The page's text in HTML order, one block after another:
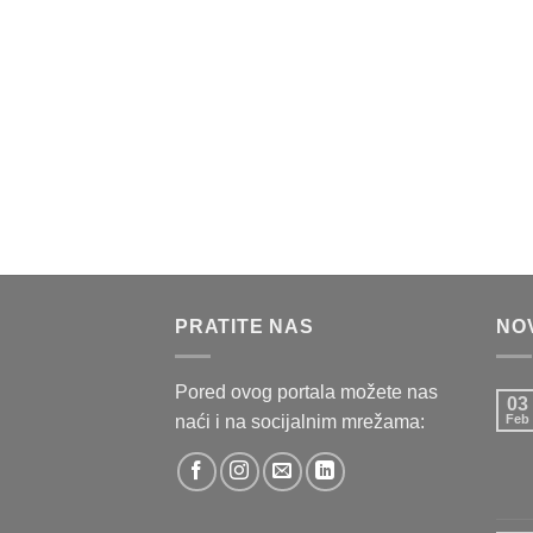
PRATITE NAS
Pored ovog portala možete nas
naći i na socijalnim mrežama:
03
Feb